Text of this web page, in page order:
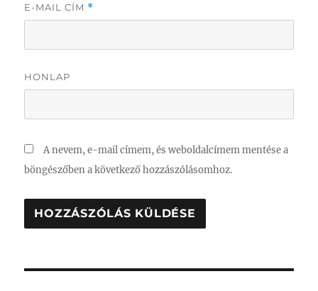
E-MAIL CÍM *
HONLAP
A nevem, e-mail címem, és weboldalcímem mentése a
böngészőben a következő hozzászólásomhoz.